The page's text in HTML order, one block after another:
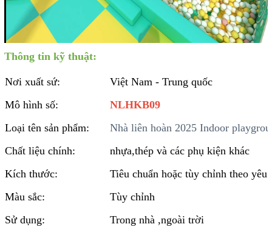
Thông tin kỹ thuật:
Nơi xuất sứ:
Việt Nam - Trung quốc
Mô hình số:
NLHKB09
Loại tên sản phẩm:
Nhà liên hoàn 2025 Indoor
Chất liệu chính:
nhựa,thép và các phụ kiện khác
Kích thước:
Tiêu chuẩn hoặc tùy chỉnh theo yêu
Màu sắc:
Tùy chỉnh
Sử dụng:
Trong nhà ,ngoài trời